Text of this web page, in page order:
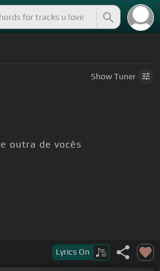
ShowTuner
outra de vocês
Lyrics On